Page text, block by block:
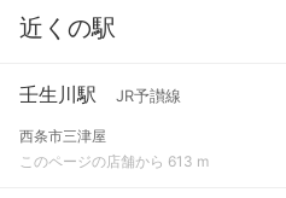
近くの駅
壬生川駅 JR予讃線
西条市三津屋
このページの店舗から 613 m